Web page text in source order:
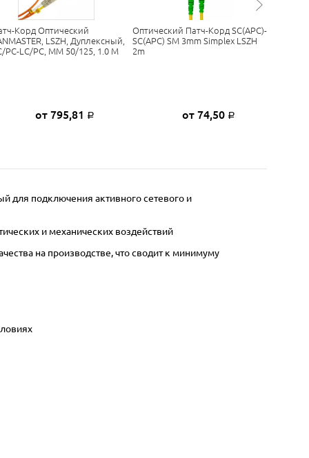
Корд Оптический
LSZH, Дуплексный,
PC-LC/PC, MM 50/125, 1.0 М
от 795,81 Р
Оптический Патч-Корд SC(APC)-
SC(APC) SM 3mm Simplex LSZH
2m
от 74,50 Р
для подключения активного сетевого и
и механических воздействий
на производстве, что сводит к минимуму